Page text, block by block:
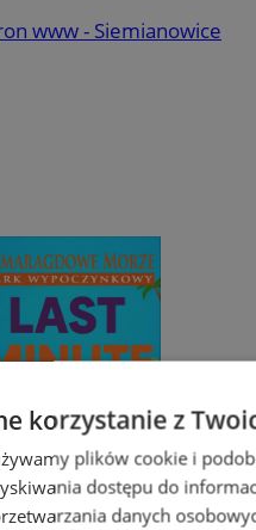
www - Siemianowice
korzystanie z
plików cookie i
dostępu do
danych